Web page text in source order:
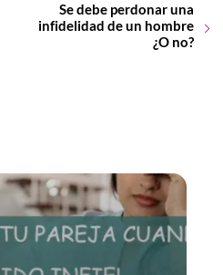
Se debe perdonar una
infidelidad de un hombre
¿O no?